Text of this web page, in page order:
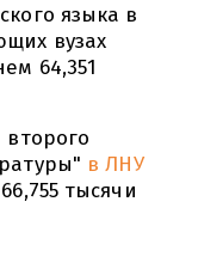
языка в
вузах
64,351
в ЛНУ
тысячи